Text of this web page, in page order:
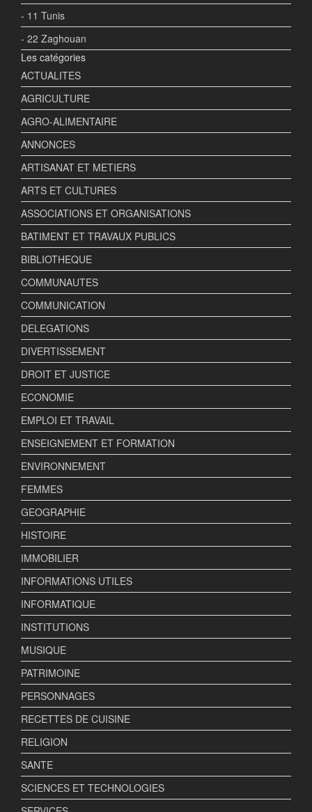
- 11 Tunis
- 22 Zaghouan
Les catégories
ACTUALITES
AGRICULTURE
AGRO-ALIMENTAIRE
ANNONCES
ARTISANAT ET METIERS
ARTS ET CULTURES
ASSOCIATIONS ET ORGANISATIONS
BATIMENT ET TRAVAUX PUBLICS
BIBLIOTHEQUE
COMMUNAUTES
COMMUNICATION
DELEGATIONS
DIVERTISSEMENT
DROIT ET JUSTICE
ECONOMIE
EMPLOI ET TRAVAIL
ENSEIGNEMENT ET FORMATION
ENVIRONNEMENT
FEMMES
GEOGRAPHIE
HISTOIRE
IMMOBILIER
INFORMATIONS UTILES
INFORMATIQUE
INSTITUTIONS
MUSIQUE
PATRIMOINE
PERSONNAGES
RECETTES DE CUISINE
RELIGION
SANTE
SCIENCES ET TECHNOLOGIES